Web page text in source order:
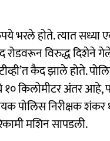
भरले होते. त्यात
रोडवरून विरुद्ध दिशेने
कैद झाले होते.
१० किलोमीटर अंतर
पोलिस निरीक्षक
मशिन सापडली.